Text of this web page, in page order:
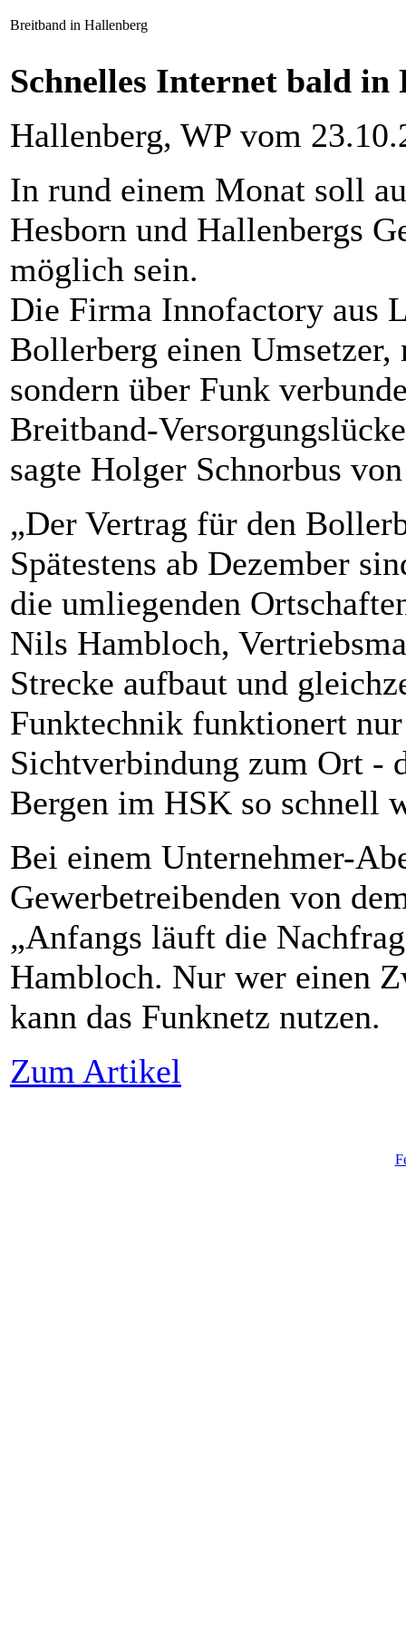
Breitband in Hallenberg
Schnelles Internet bald in
Hallenberg, WP vom
In rund einem Monat soll
Hesborn und Hallenbergs
möglich sein.
Die Firma Innofactory aus
Bollerberg einen
sondern über Funk
Breitband-
sagte Holger Schnorbus
„Der Vertrag für den
Spätestens ab Dezember
die umliegenden
Nils Hambloch,
Strecke aufbaut und
Funktechnik funktionert
Sichtverbindung zum Ort -
Bergen im HSK so schnell
Bei einem Unternehmer-
Gewerbetreibenden von
„Anfangs läuft die
Hambloch. Nur wer einen
kann das Funknetz nutzen.
Zum Artikel